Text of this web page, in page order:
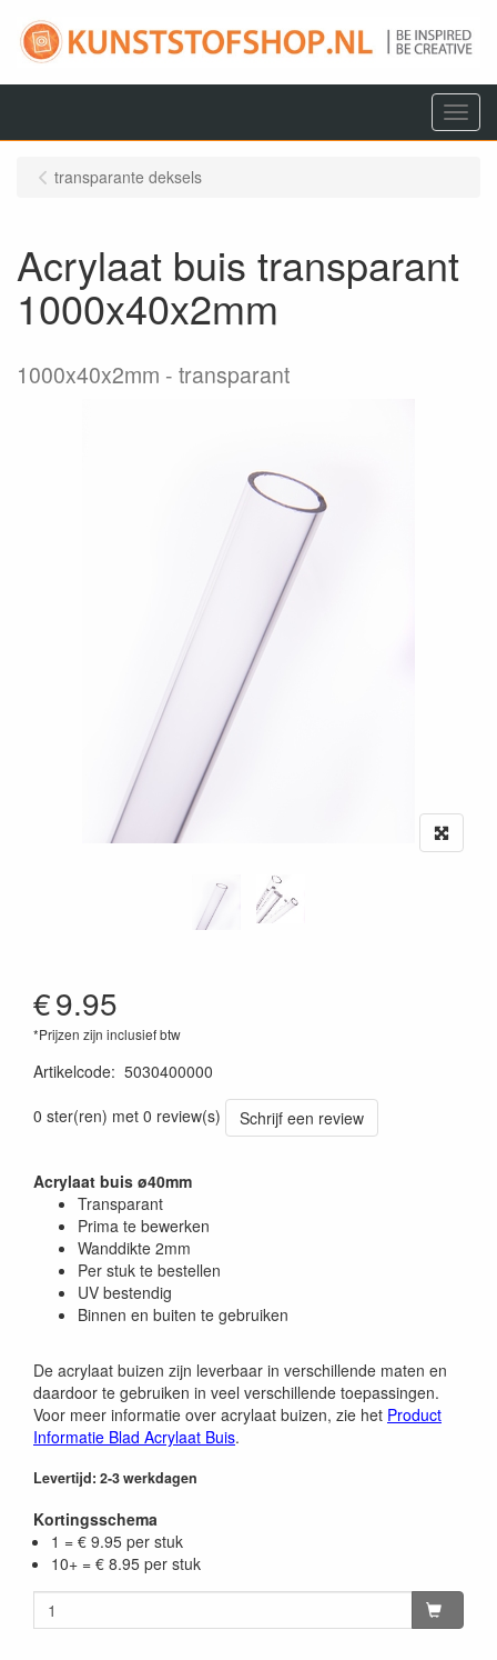
Menu
transparante deksels
Acrylaat buis transparant
1000x40x2mm
1000x40x2mm transparant
€9.95
*Prijzen zijn inclusief btw
Artikelcode: 5030400000
0 ster(ren) met 0 review(s)
Schrijf een review
Acrylaat buis ø40mm
Transparant
Prima te bewerken
Wanddikte 2mm
Per stuk te bestellen
UV bestendig
Binnen en buiten te gebruiken
De acrylaat buizen zijn leverbaar in verschillende maten en
daardoor te gebruiken in veel verschillende toepassingen.
Voor meer informatie over acrylaat buizen, zie het Product
Informatie Blad Acrylaat Buis.
Levertijd: 2-3 werkdagen
Kortingsschema
1 = € 9.95 per stuk
10+ = € 8.95 per stuk